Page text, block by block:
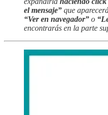
el mensaje” que
“Ver en navegador” o
encontrarás en la parte